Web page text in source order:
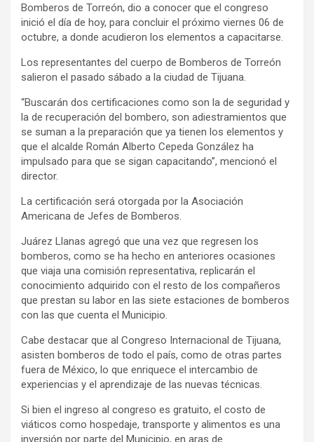
Bomberos de Torreón, dio a conocer que el congreso
inició el día de hoy, para concluir el próximo viernes 06 de
octubre, a donde acudieron los elementos a capacitarse.
Los representantes del cuerpo de Bomberos de Torreón
salieron el pasado sábado a la ciudad de Tijuana.
“Buscarán dos certificaciones como son la de seguridad y
la de recuperación del bombero, son adiestramientos que
se suman a la preparación que ya tienen los elementos y
que el alcalde Román Alberto Cepeda González ha
impulsado para que se sigan capacitando”, mencionó el
director.
La certificación será otorgada por la Asociación
Americana de Jefes de Bomberos.
Juárez Llanas agregó que una vez que regresen los
bomberos, como se ha hecho en anteriores ocasiones
que viaja una comisión representativa, replicarán el
conocimiento adquirido con el resto de los compañeros
que prestan su labor en las siete estaciones de bomberos
con las que cuenta el Municipio.
Cabe destacar que al Congreso Internacional de Tijuana,
asisten bomberos de todo el país, como de otras partes
fuera de México, lo que enriquece el intercambio de
experiencias y el aprendizaje de las nuevas técnicas.
Si bien el ingreso al congreso es gratuito, el costo de
viáticos como hospedaje, transporte y alimentos es una
inversión por parte del Municipio, en aras de